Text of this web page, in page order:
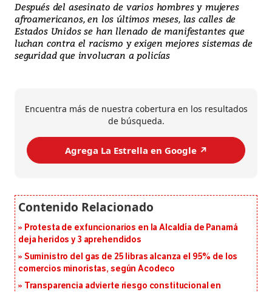
Después del asesinato de varios hombres y mujeres
afroamericanos, en los últimos meses, las calles de
Estados Unidos se han llenado de manifestantes que
luchan contra el racismo y exigen mejores sistemas de
seguridad que involucran a policías
Encuentra más de nuestra cobertura en los resultados
de búsqueda.
Agrega La Estrella en Google ↗️
Protesta de exfuncionarios en la Alcaldía de Panamá
deja heridos y 3 aprehendidos
Suministro del gas de 25 libras alcanza el 95% de los
comercios minoristas, según Acodeco
Transparencia advierte riesgo constitucional en